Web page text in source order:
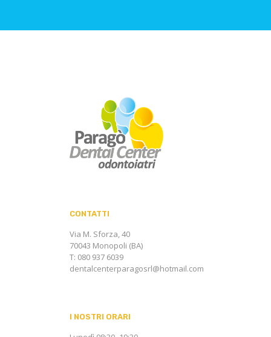
CONTATTI
Via M. Sforza, 40
70043 Monopoli (BA)
T: 080 937 6039
dentalcenterparagosrl@hotmail.com
I NOSTRI ORARI